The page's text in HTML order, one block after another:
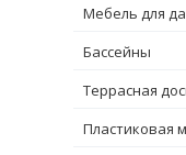
Мебель для
Бассейны
Террасная
Пластиковая